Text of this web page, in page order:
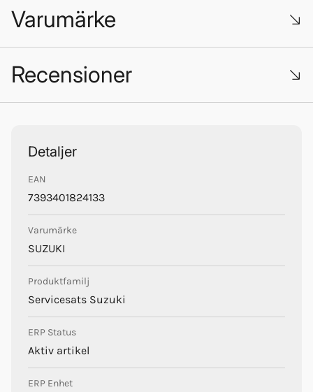
Varumärke
Suzuki
Recensioner
Detaljer
EAN
7393401824133
Varumärke
SUZUKI
Produktfamilj
Servicesats Suzuki
ERP Status
Aktiv artikel
ERP Enhet